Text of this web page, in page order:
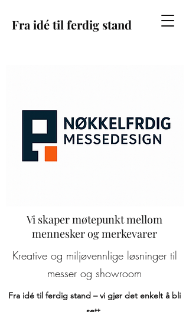
Fra idé til ferdig stand
Vi skaper møtepunkt mellom
mennesker og merkevarer
Kreative og miljøvennlige løsninger til
messer og showroom
Fra idé til ferdig stand – vi gjør det enkelt å bli